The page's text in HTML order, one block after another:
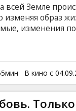
всей Земле
изменяя образ
изменения
- «Космобол» -
с субтитрами
В кино с